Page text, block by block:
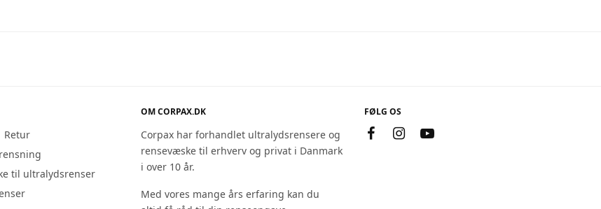
Retur
til ultralydsrenser
OM CORPAX.DK
Corpax har forhandlet ultralydsrensere og
rensevæske til erhverv og privat i Danmark
i over 10 år.
Med vores mange års erfaring kan du
FØLG OS